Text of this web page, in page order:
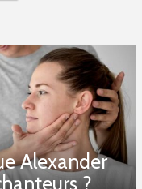
Alexander
?